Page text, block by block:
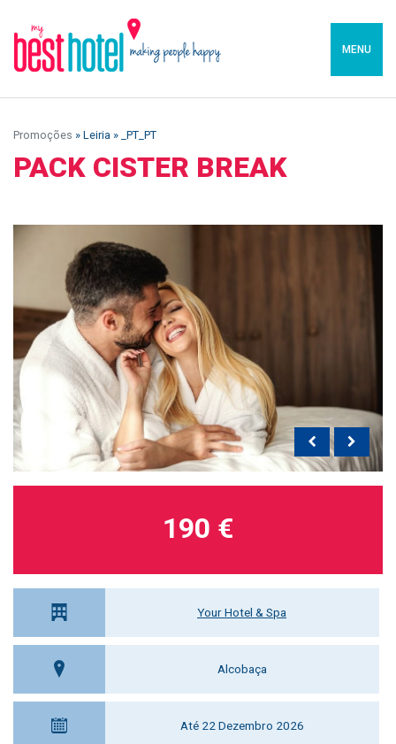
MENU
Promoções » Leiria » _PT_PT
PACK CISTER BREAK
Your Hotel & Spa
Alcobaça
Até 22 Dezembro 2026
190 €